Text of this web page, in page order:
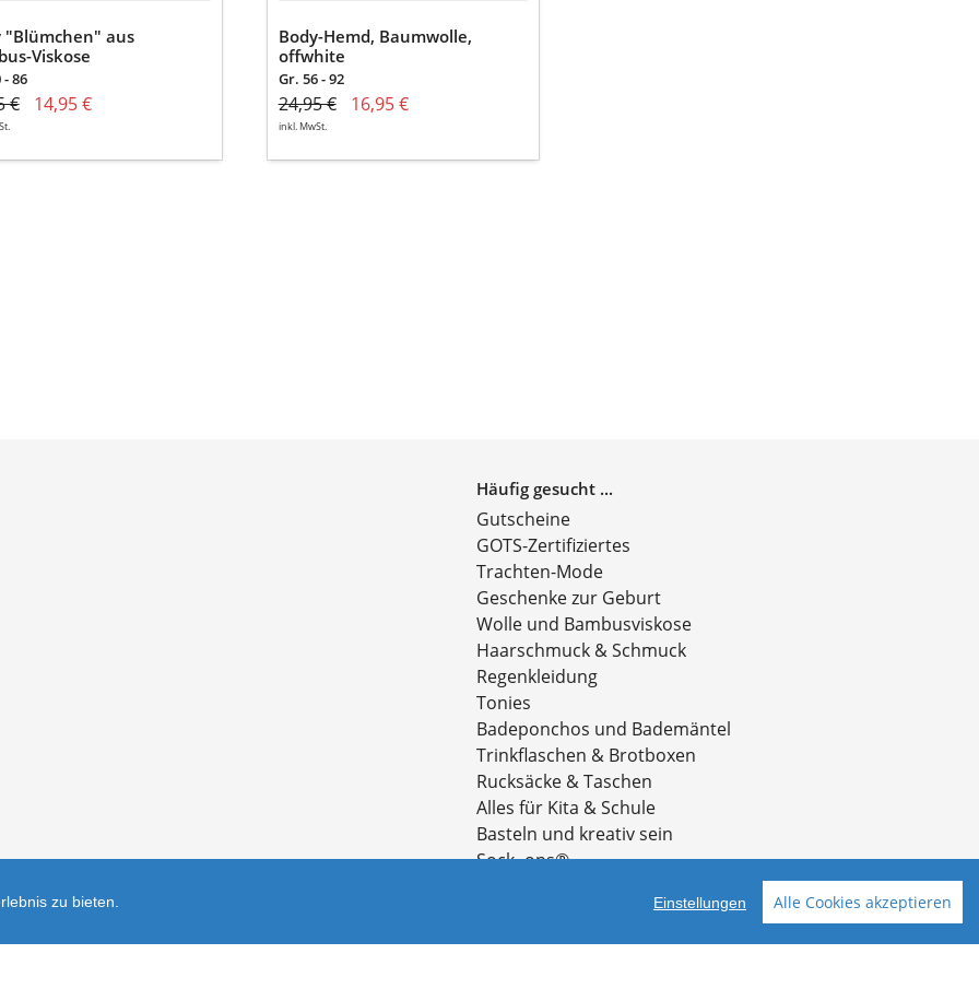
"Blümchen" aus
Viskose
86
€ 14,95 €
Body-Hemd, Baumwolle,
offwhite
Gr. 56 - 92
24,95 € 16,95 €
inkl. MwSt.
Häufig gesucht ...
Gutscheine
GOTS-Zertifiziertes
Trachten-Mode
Geschenke zur Geburt
Wolle und Bambusviskose
Haarschmuck & Schmuck
Regenkleidung
Tonies
Badeponchos und Bademäntel
Trinkflaschen & Brotboxen
Rucksäcke & Taschen
Alles für Kita & Schule
Basteln und kreativ sein
Sock- ons®
zu bieten. Einstellungen Alle Cookies akzeptieren